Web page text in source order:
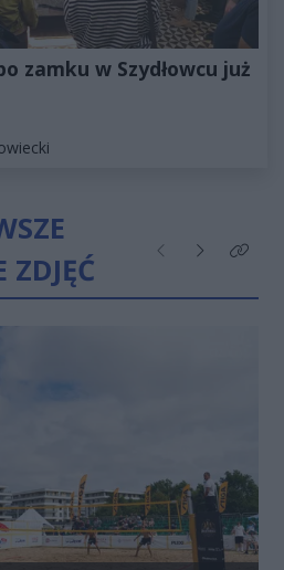
zamku w Szydłowcu już
ZDJĘĆ
Poprzednie
NastępneKliknij